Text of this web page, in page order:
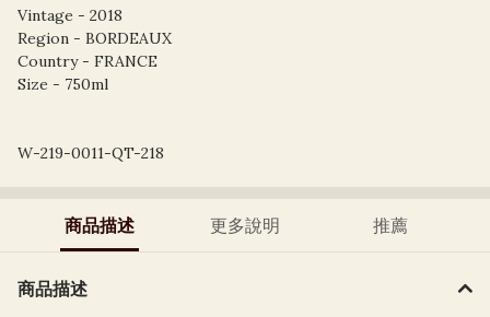
Vintage - 2018
Region - BORDEAUX
Country - FRANCE
Size - 750ml
W-219-0011-QT-218
商品描述 更多說明 推薦
商品描述